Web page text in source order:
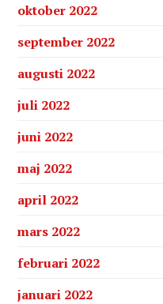
oktober 2022
september 2022
augusti 2022
juli 2022
juni 2022
maj 2022
april 2022
mars 2022
februari 2022
januari 2022